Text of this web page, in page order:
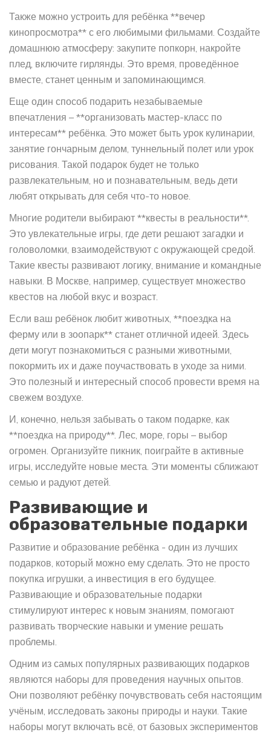
Также можно устроить для ребёнка **вечер
кинопросмотра** с его любимыми фильмами. Создайте
домашнюю атмосферу: закупите попкорн, накройте
плед, включите гирлянды. Это время, проведённое
вместе, станет ценным и запоминающимся.
Еще один способ подарить незабываемые
впечатления – **организовать мастер-класс по
интересам** ребёнка. Это может быть урок кулинарии,
занятие гончарным делом, туннельный полет или урок
рисования. Такой подарок будет не только
развлекательным, но и познавательным, ведь дети
любят открывать для себя что-то новое.
Многие родители выбирают **квесты в реальности**.
Это увлекательные игры, где дети решают загадки и
головоломки, взаимодействуют с окружающей средой.
Такие квесты развивают логику, внимание и командные
навыки. В Москве, например, существует множество
квестов на любой вкус и возраст.
Если ваш ребёнок любит животных, **поездка на
ферму или в зоопарк** станет отличной идеей. Здесь
дети могут познакомиться с разными животными,
покормить их и даже поучаствовать в уходе за ними.
Это полезный и интересный способ провести время на
свежем воздухе.
И, конечно, нельзя забывать о таком подарке, как
**поездка на природу**. Лес, море, горы – выбор
огромен. Организуйте пикник, поиграйте в активные
игры, исследуйте новые места. Эти моменты сближают
семью и радуют детей.
Развивающие и
образовательные подарки
Развитие и образование ребёнка - один из лучших
подарков, который можно ему сделать. Это не просто
покупка игрушки, а инвестиция в его будущее.
Развивающие и образовательные подарки
стимулируют интерес к новым знаниям, помогают
развивать творческие навыки и умение решать
проблемы.
Одним из самых популярных развивающих подарков
являются наборы для проведения научных опытов.
Они позволяют ребёнку почувствовать себя настоящим
учёным, исследовать законы природы и науки. Такие
наборы могут включать всё, от базовых экспериментов